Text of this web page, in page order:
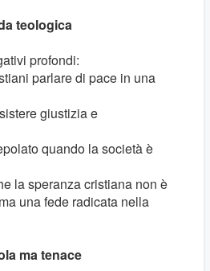
teologica
profondi:
parlare di pace in una
giustizia e
quando la società è
la speranza cristiana non è
una fede radicata nella
ma tenace